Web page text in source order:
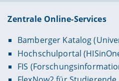
Zentrale Online-Services
Bamberger Katalog
Hochschulportal
FIS